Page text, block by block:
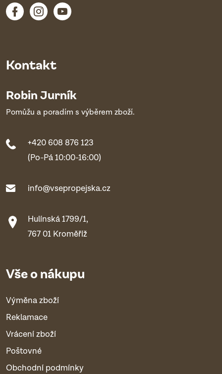
Kontakt
Robin Jurník
Pomůžu a poradím s výběrem zboží.
+420 608 876 123
(Po-Pá 10:00-16:00)
info@vsepropejska.cz
Hulínská 1799/1,
767 01 Kroměříž
Vše o nákupu
Výměna zboží
Reklamace
Vrácení zboží
Poštovné
Obchodní podmínky